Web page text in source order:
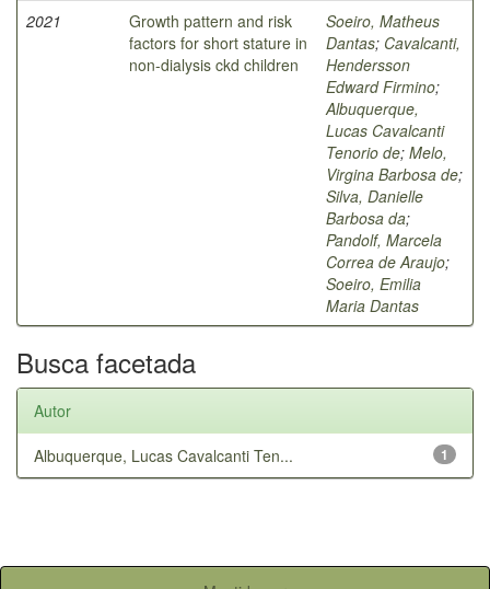
2021
Growth pattern and risk
factors for short stature in
non-dialysis ckd children
Soeiro, Matheus
Dantas; Cavalcanti,
Hendersson
Edward Firmino;
Albuquerque,
Lucas Cavalcanti
Tenorio de; Melo,
Virgina Barbosa de;
Silva, Danielle
Barbosa da;
Pandolf, Marcela
Correa de Araujo;
Soeiro, Emilia
Maria Dantas
Busca facetada
Autor
1
Albuquerque, Lucas Cavalcanti Ten...